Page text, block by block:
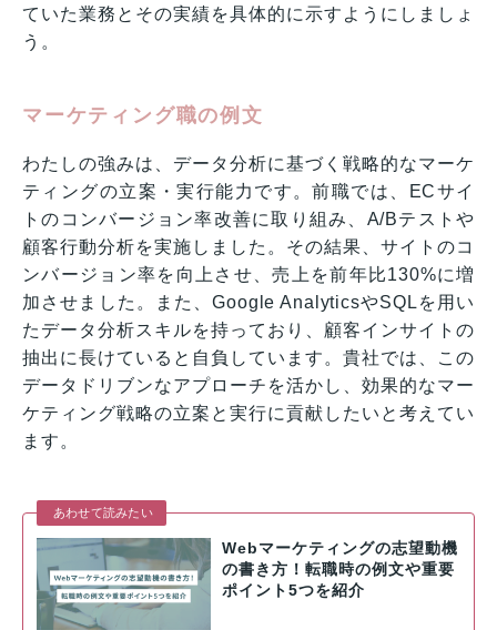
ていた業務とその実績を具体的に示すようにしましょ
う。
マーケティング職の例文
わたしの強みは、データ分析に基づく戦略的なマーケ
ティングの立案・実行能力です。前職では、ECサイ
トのコンバージョン率改善に取り組み、A/Bテストや
顧客行動分析を実施しました。その結果、サイトのコ
ンバージョン率を向上させ、売上を前年比130%に増
加させました。また、Google AnalyticsやSQLを用い
たデータ分析スキルを持っており、顧客インサイトの
抽出に長けていると自負しています。貴社では、この
データドリブンなアプローチを活かし、効果的なマー
ケティング戦略の立案と実行に貢献したいと考えてい
ます。
あわせて読みたい
Webマーケティングの志望動機
の書き方！転職時の例文や重要
ポイント5つを紹介